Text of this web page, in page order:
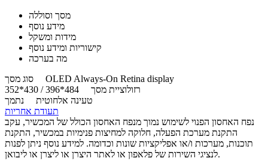
מסך וסוללה
מידע נוסף
מידות ומשקל
קישוריות ומידע נוסף
מה בערכה
סוג מסך OLED Always-On Retina display
רזולוציית מסך
טעינה אלחוטית נתמך
תעודת אחריות
נפח האחסון הפנוי לשימוש נמוך מנפח האחסון הכולל של המכשיר, עקב
התקנת מערכת הפעלה, חלוקה למחיצות פנימיות במכשיר, התקנת
תוכנות, מערכות ו/או אפליקציות שונות וכדומה. למידע נוסף ניתן לפנות
לנציגי השירות של פלאפון או לאתר היצרן או ליצרן או ליבואן.